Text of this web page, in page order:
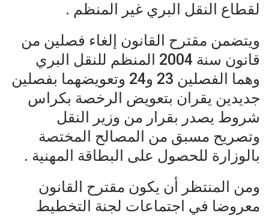
لقطاع النقل البري غير المنظم .
ويتضمن مقترح القانون إلغاء فصلين من
قانون سنة 2004 المنظم للنقل البري
وهما الفصلين 23 و24 وتعويضهما بفصلين
جديدين يقران بتعويض الرخصة بكراس
شروط يصدر بقرار من وزير النقل
وتصريح مسبق من المصالح المختصة
بالوزارة للحصول على البطاقة المهنية .
ومن المنتظر أن يكون مقترح القانون
معروضا في اجتماعات لجنة التخطيط